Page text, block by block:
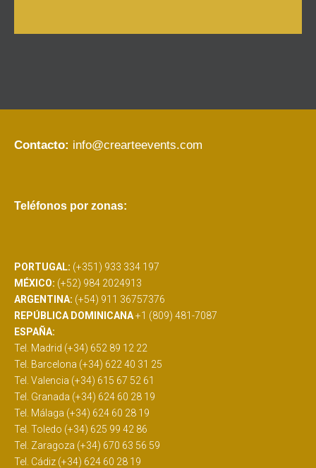
Contacto: info@crearteevents.com
Teléfonos por zonas:
PORTUGAL: (+351) 933 334 197
MÉXICO: (+52) 984 2024913
ARGENTINA: (+54) 911 36757376
REPÚBLICA DOMINICANA+1 (809) 481-7087
ESPAÑA:
Tel. Madrid (+34) 652 89 12 22
Tel. Barcelona (+34) 622 40 31 25
Tel. Valencia (+34) 615 67 52 61
Tel. Granada (+34) 624 60 28 19
Tel. Málaga (+34) 624 60 28 19
Tel. Toledo (+34) 625 99 42 86
Tel. Zaragoza (+34) 670 63 56 59
Tel. Cádiz (+34) 624 60 28 19